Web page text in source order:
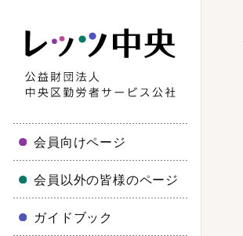
会員向けページ
会員以外の皆様のページ
ガイドブック